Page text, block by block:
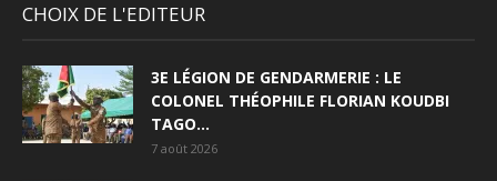
CHOIX DE L'EDITEUR
3E LÉGION DE GENDARMERIE : LE
COLONEL THÉOPHILE FLORIAN KOUDBI
TAGO...
7 août 2026